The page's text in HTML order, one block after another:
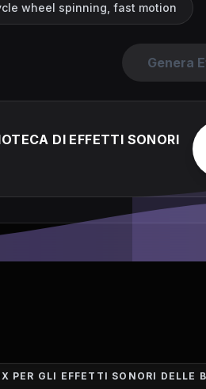
wheel spinning, fast motion
Genera
DI EFFETTI SONORI
PER GLI EFFETTI SONORI DELLE